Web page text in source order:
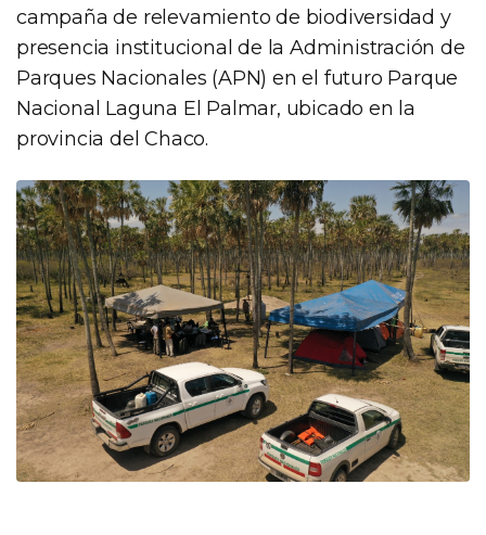
campaña de relevamiento de biodiversidad y
presencia institucional de la Administración de
Parques Nacionales (APN) en el futuro Parque
Nacional Laguna El Palmar, ubicado en la
provincia del Chaco.